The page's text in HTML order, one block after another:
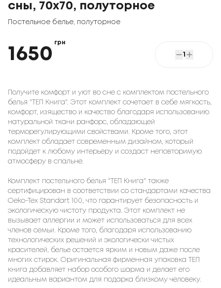
сны, 70x70, полуторное
Постельное белье полуторное
1650
грн
1
Получите комфорт и уют во сне с комплектом постельного
белья "ТЕП Книга". Этот комплект сочетает в себе мягкость,
комфорт, изящество и качество благодаря использованию
натуральной ткани ранфорс, обладающей
терморегулирующими свойствами. Кроме того, этот
комплект обладает современным дизайном, который
подойдет к любому интерьеру и создаст неповторимую
атмосферу в спальне.
Комплект постельного белья "ТЕП Книга" также
сертифицирован в соответствии со стандартами качества
Oeko-Tex Standart 100, что гарантирует безопасность и
экологическую чистоту продукта. Этот комплект не
вызывает аллергии и может использоваться для всех
членов семьи. Кроме того, благодаря использованию
технологических решений и экологически чистых
красителей, белье остается ярким и новым даже после
многих стирок. Оригинальная фирменная упаковка ТЕП
книга добавляет набор особого шарма и делает его
идеальным вариантом для подарка близкому человеку.